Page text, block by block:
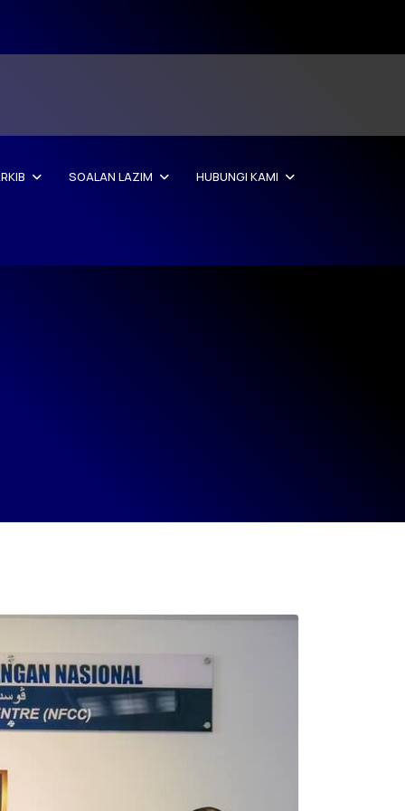
SOALAN LAZIM HUBUNGI KAMI